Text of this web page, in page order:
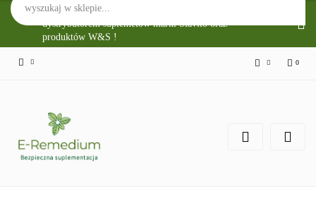
Sklep Internetowy E-Remedium jest głównym
dystrybutorem suplemetów marki Slavito oraz
produktów W&S !
0